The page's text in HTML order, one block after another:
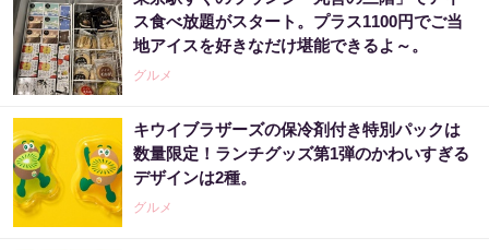
ス食べ放題がスタート。プラス1100円でご当
地アイスを好きなだけ堪能できるよ～。
グルメ
キウイブラザーズの保冷剤付き特別パックは
数量限定！ランチグッズ第1弾のかわいすぎる
デザインは2種。
グルメ